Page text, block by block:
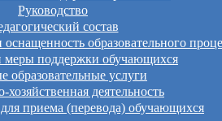
Руководство
состав
образовательного
поддержки обучающихся
образовательные услуги
деятельность
приема (перевода) обучающихся